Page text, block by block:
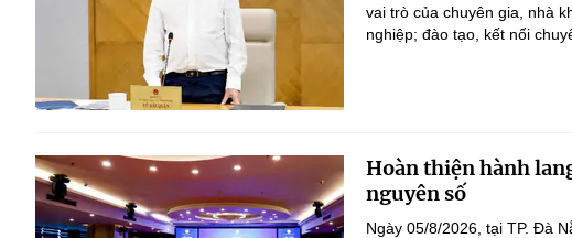
vai trò của chuyên gia, nhà
nghiệp; đào tạo, kết nối
Hoàn thiện hành
nguyên số
Ngày 05/8/2026, tại TP. Đà